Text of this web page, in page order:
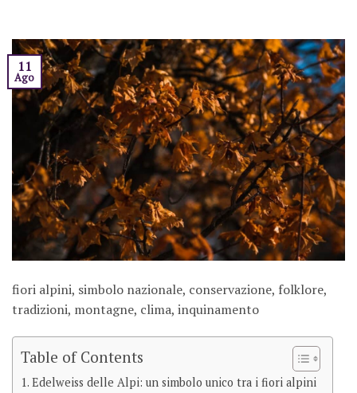
11
Ago
fiori alpini, simbolo nazionale, conservazione, folklore,
tradizioni, montagne, clima, inquinamento
Table of Contents
Edelweiss delle Alpi: un simbolo unico tra i fiori alpini